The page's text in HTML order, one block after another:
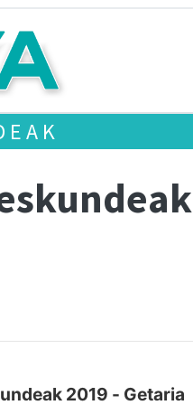
2019 - Getaria